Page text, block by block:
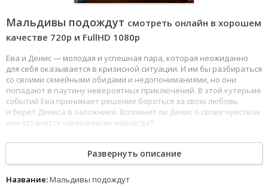
Мальдивы подождут смотреть онлайн в хорошем
качестве 720p и FullHD 1080р
Ева и Денис — молодая и успешная пара, которая неожиданно
для себя оказывается в кризисной ситуации. И им бы разбираться
со своими семейными обидами и недопониманиями, но они
попадают в паутину невероятных приключений. В этой кутерьме
событий Ева принимает решение бороться за свою любовь
и берет Дениса в заложники. Вспомнит ли Денис о своих чувствах
или останется «связанным» навсегда?
101102103104105106107108109110111112113114115116117
Мальдивы подождут (2023) можно смотреть онлайн в хорошем
качестве 720p, FullHD 1080 и 4к. Лучшее качество изображения и
звука, полностью на русском языке.
Развернуть описание
Название:Мальдивы подождут